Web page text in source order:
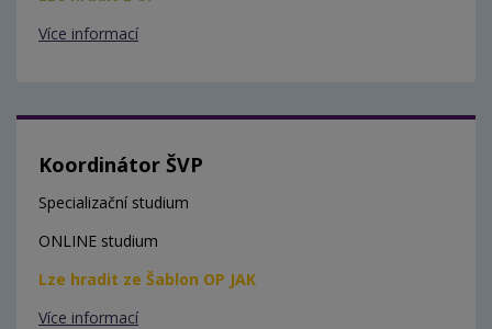
Více informací
Koordinátor ŠVP
Specializační studium
ONLINE studium
Lze hradit ze Šablon OP JAK
Více informací